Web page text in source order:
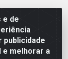
e de
publicidade
e melhorar a
Bloco F -
CNPJ